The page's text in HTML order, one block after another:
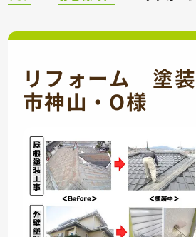
リフォーム 塗
市神山・O様